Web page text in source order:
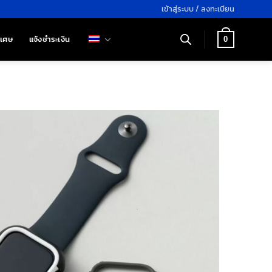
เข้าสู่ระบบ / ลงทะเบียน
ศษ แจ้งชำระเงิน 0